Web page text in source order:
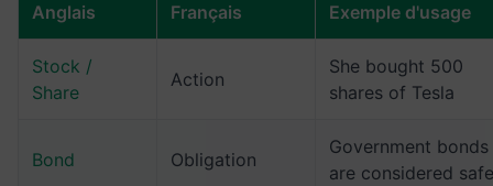
Anglais Français Exemple d'usage
Stock /
Share
Action
She bought 500
shares of Tesla
Bond Obligation
Government bonds
are considered safe